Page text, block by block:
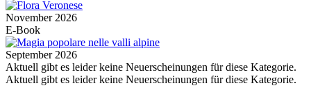
November 2026
E-Book
September 2026
Aktuell gibt es leider keine Neuerscheinungen für diese Kategorie.
Aktuell gibt es leider keine Neuerscheinungen für diese Kategorie.